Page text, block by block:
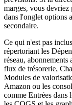
marges, vous devriez
dans l'onglet options
secondaire.
Ce qui n'est pas
répertoriant les
réseau,
flux de trésorerie,
Modules de
Amazon ou les
comme Entrées dans